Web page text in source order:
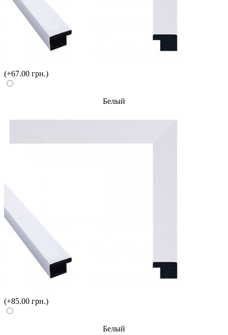
(+67.00 грн.)
Белый
(+85.00 грн.)
Белый